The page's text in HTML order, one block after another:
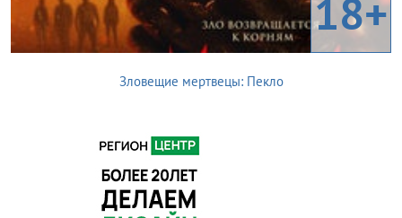
18+
Зловещие мертвецы: Пекло